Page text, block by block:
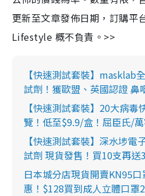
更新至文章發佈日期，訂購平
Lifestyle 概不負責。>>
【快速測試套裝】masklab
試劑！獲歐盟、英國認證 鼻
【快速測試套裝】20大病
覽！低至$9.9/盒！屈臣氏/
【快速測試套裝】深水埗電
試劑 現貨發售！買10支再送
日本城分店現貨開賣KN95
惠！$128買到成人立體口罩